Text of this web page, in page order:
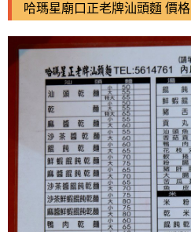
哈瑪星廟口正老牌汕頭麵 價格